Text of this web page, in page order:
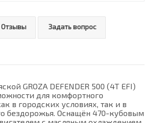
Отзывы Задать вопрос
GROZA DEFENDER 500 (4T EFI)
для комфортного
в городских условиях, так и в
бездорожья. Оснащён 470-кубовым